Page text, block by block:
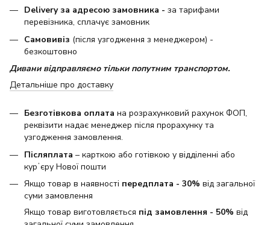
Delivery за адресою замовника - за тарифами
перевізника, сплачує замовник
Самовивіз (після узгодження з менеджером) -
безкоштовно
Дивани відправляємо тільки попутним транспортом.
Детальніше про доставку
Безготівкова оплата на розрахунковий рахунок ФОП,
реквізити надає менеджер після прорахунку та
узгодження замовлення.
Післяплата – карткою або готівкою у відділенні або
курʼєру Нової пошти
Якщо товар в наявності передплата - 30% від загальної
суми замовлення
Якщо товар виготовляється під замовлення - 50% від